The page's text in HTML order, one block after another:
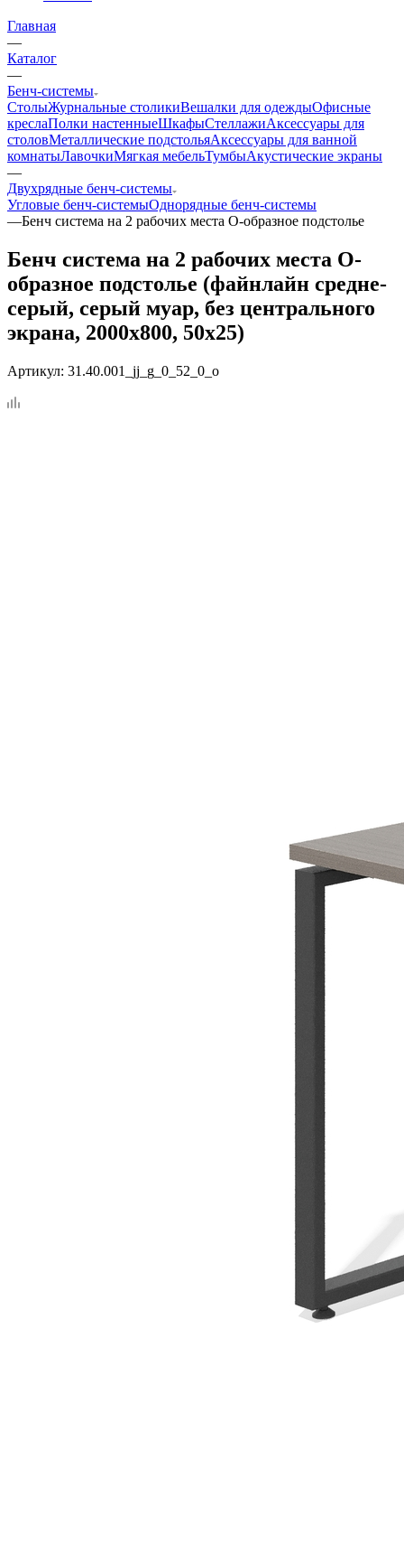
Главная
—
Каталог
—
Бенч-системы
СтолыЖурнальные столикиВешалки для одеждыОфисные
креслаПолки настенныеШкафыСтеллажиАксессуары для
столовМеталлические подстольяАксессуары для ванной
комнатыЛавочкиМягкая мебельТумбыАкустические экраны
—
Двухрядные бенч-системы
Угловые бенч-системыОднорядные бенч-системы
—Бенч система на 2 рабочих места О-образное подстолье
Бенч система на 2 рабочих места О-
образное подстолье (файнлайн средне-
серый, серый муар, без центрального
экрана, 2000x800, 50x25)
Артикул: 31.40.001_jj_g_0_52_0_o